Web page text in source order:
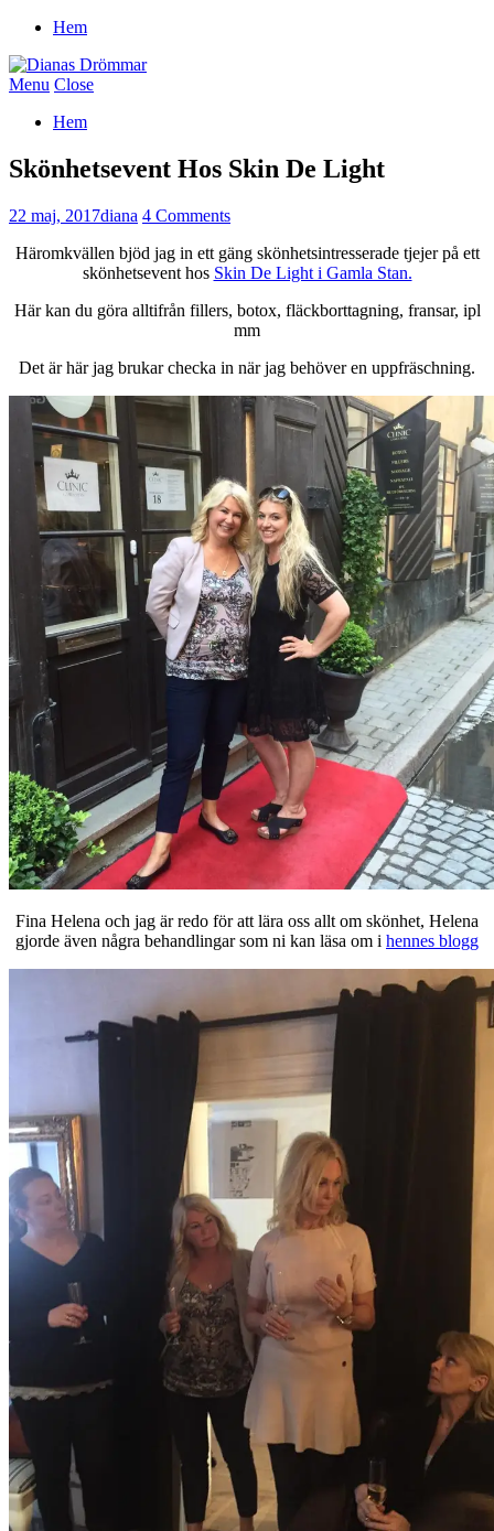
Hem
Menu Close
Hem
Skönhetsevent Hos Skin De Light
22 maj, 2017diana 4 Comments
Häromkvällen bjöd jag in ett gäng skönhetsintresserade tjejer på ett
skönhetsevent hos Skin De Light i Gamla Stan.
Här kan du göra alltifrån fillers, botox, fläckborttagning, fransar, ipl
mm
Det är här jag brukar checka in när jag behöver en uppfräschning.
Fina Helena och jag är redo för att lära oss allt om skönhet, Helena
gjorde även några behandlingar som ni kan läsa om i hennes blogg